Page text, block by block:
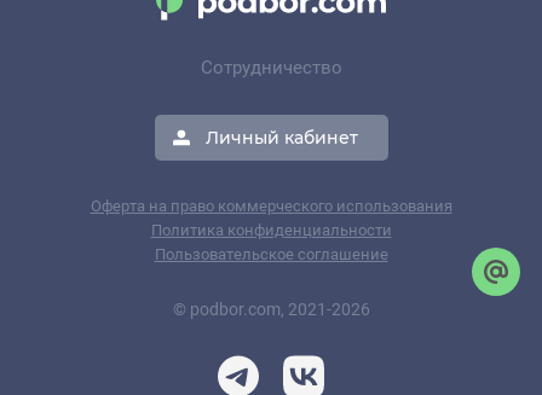
Сотрудничество
Личный кабинет
Оферта на право коммерческого использования
Политика конфиденциальности
Пользовательское соглашение
© podbor.com, 2021-2026